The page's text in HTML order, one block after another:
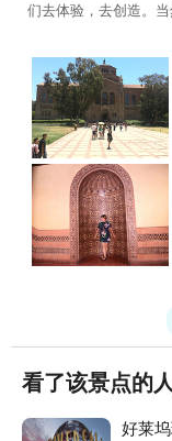
们去体验，去创造。
来如果有机会，一起
一摸，有多少年了人
看了该景点的
好莱